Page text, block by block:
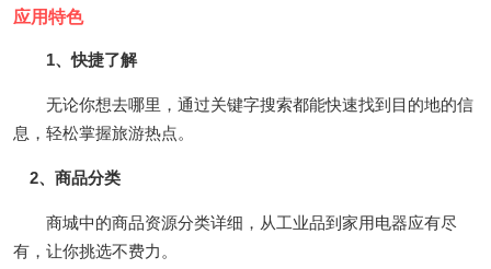
应用特色
1、快捷了解
无论你想去哪里，通过关键字搜索都能快速找到目的地的信
息，轻松掌握旅游热点。
2、商品分类
商城中的商品资源分类详细，从工业品到家用电器应有尽
有，让你挑选不费力。